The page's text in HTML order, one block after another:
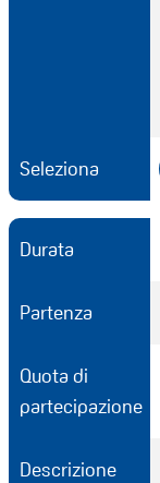
Seleziona
Durata
Partenza
Quota di
partecipazione
Descrizione